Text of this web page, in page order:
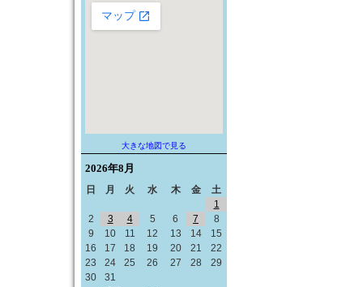
大きな地図で見る
2026年8月
日 月 火 水 木 金 土
1
2
3 4 5 6 7
8
9
10 11 12 13 14
15
16
17 18 19 20 21
22
23
24 25 26 27 28
29
30
31